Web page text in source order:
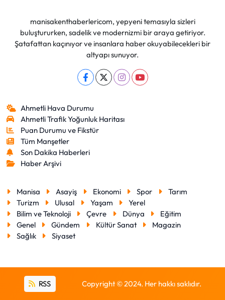
manisakenthaberlericom, yepyeni temasıyla sizleri
buluştururken, sadelik ve modernizmi bir araya getiriyor.
Şatafattan kaçınıyor ve insanlara haber okuyabilecekleri bir
altyapı sunuyor.
Ahmetli Hava Durumu
Ahmetli Trafik Yoğunluk Haritası
Puan Durumu ve Fikstür
Tüm Manşetler
Son Dakika Haberleri
Haber Arşivi
Manisa Asayiş Ekonomi Spor
Tarım
Turizm
Ulusal Yaşam
Yerel
Bilim ve Teknoloji
Çevre Dünya
Eğitim
Genel
Gündem Kültür Sanat
Magazin
Sağlık
Siyaset
RSS Copyright © 2024. Her hakkı saklıdır.